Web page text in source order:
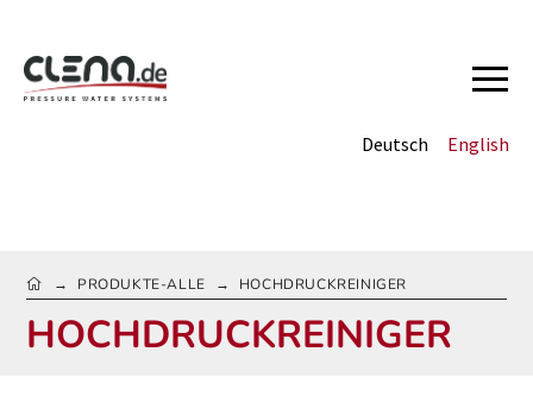
Deutsch English
HOME
→ PRODUKTE-ALLE → HOCHDRUCKREINIGER
HOCHDRUCKREINIGER